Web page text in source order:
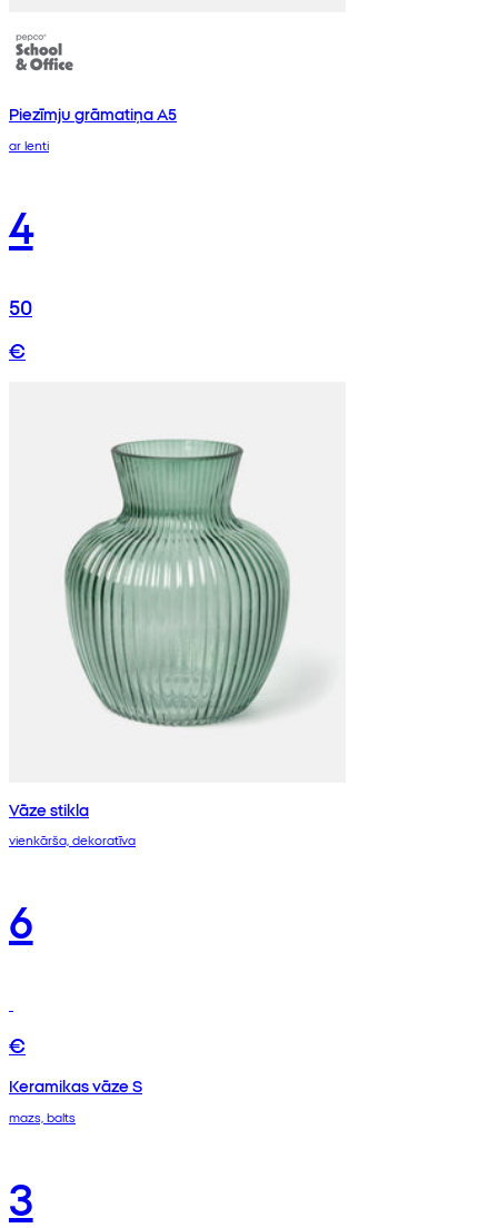
Piezīmju grāmatiņa A5
ar lenti
4
50
€
Vāze stikla
vienkārša, dekoratīva
6
€
Keramikas vāze S
mazs, balts
3